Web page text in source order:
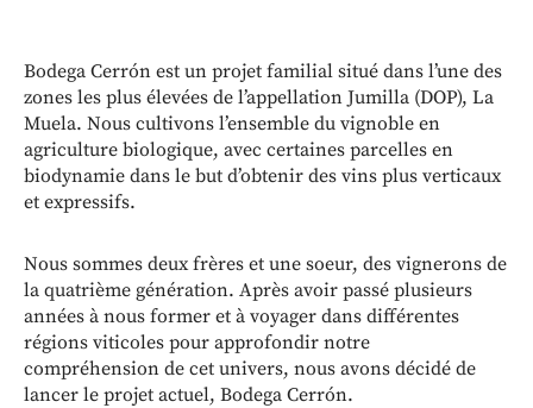
Bodega Cerrón est un projet familial situé dans l’une des
zones les plus élevées de l’appellation Jumilla (DOP), La
Muela. Nous cultivons l’ensemble du vignoble en
agriculture biologique, avec certaines parcelles en
biodynamie dans le but d’obtenir des vins plus verticaux
et expressifs.
Nous sommes deux frères et une soeur, des vignerons de
la quatrième génération. Après avoir passé plusieurs
années à nous former et à voyager dans différentes
régions viticoles pour approfondir notre
compréhension de cet univers, nous avons décidé de
lancer le projet actuel, Bodega Cerrón.